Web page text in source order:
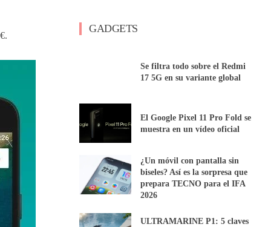
GADGETS
Se filtra todo sobre el Redmi
17 5G en su variante global
El Google Pixel 11 Pro Fold se
muestra en un vídeo oficial
¿Un móvil con pantalla sin
biseles? Así es la sorpresa que
prepara TECNO para el IFA
2026
ULTRAMARINE P1: 5 claves